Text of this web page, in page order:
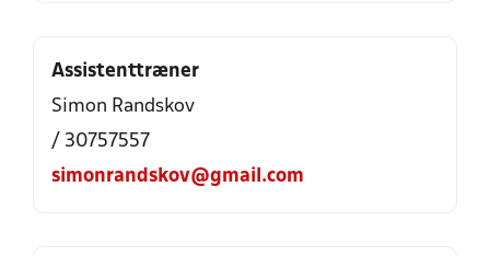
Assistenttræner
Simon Randskov
/ 30757557
simonrandskov@gmail.com